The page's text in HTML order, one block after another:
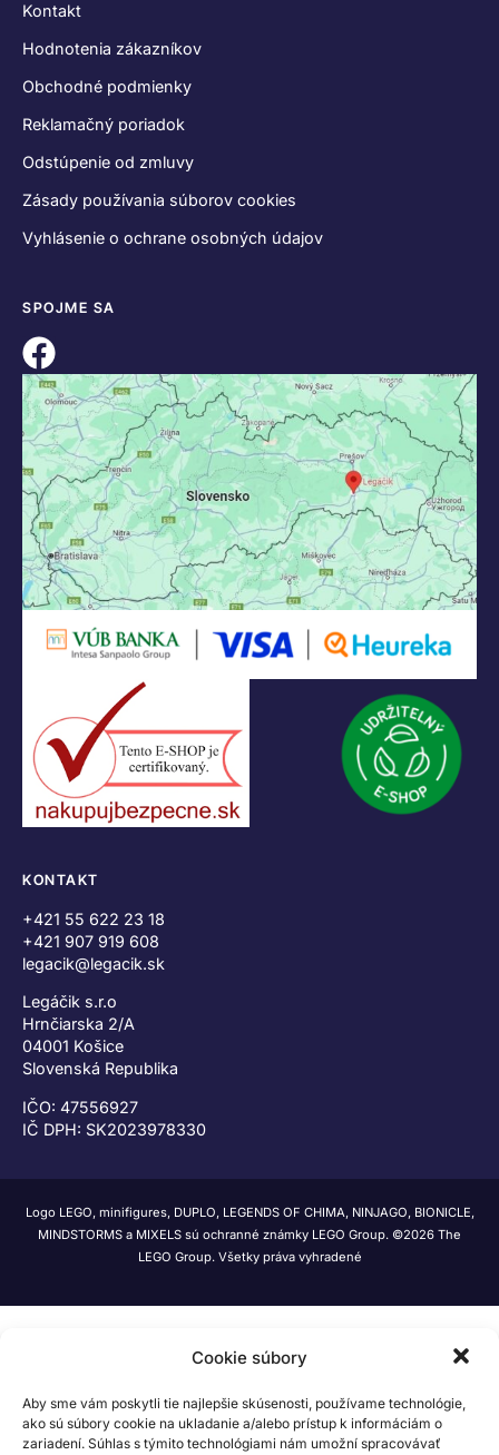
Cookie súbory
Aby sme vám poskytli tie najlepšie skúsenosti, používame technológie,
ako sú súbory cookie na ukladanie a/alebo prístup k informáciám o
zariadení. Súhlas s týmito technológiami nám umožní spracovávať
Kontakt
Hodnotenia zákazníkov
Obchodné podmienky
Reklamačný poriadok
Odstúpenie od zmluvy
Zásady používania súborov cookies
Vyhlásenie o ochrane osobných údajov
SPOJME SA
KONTAKT
+421 55 622 23 18
+421 907 919 608
legacik@legacik.sk
Legáčik s.r.o
Hrnčiarska 2/A
04001 Košice
Slovenská Republika
IČO: 47556927
IČ DPH: SK2023978330
Logo LEGO, minifigures, DUPLO, LEGENDS OF CHIMA, NINJAGO, BIONICLE,
MINDSTORMS a MIXELS sú ochranné známky LEGO Group. ©2026 The
LEGO Group. Všetky práva vyhradené